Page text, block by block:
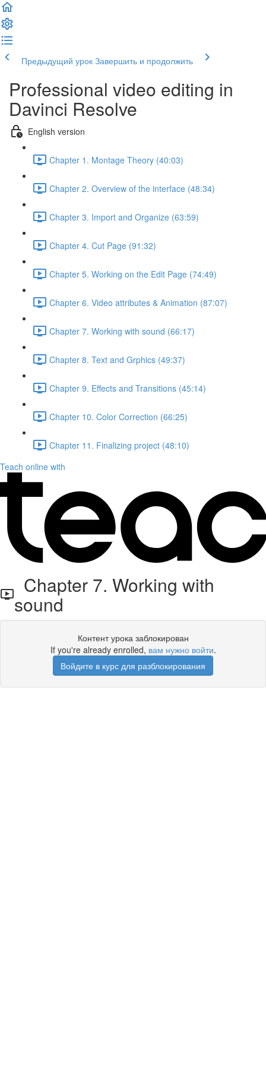
Предыдущий урок Завершить и продолжить
Professional video editing in
Davinci Resolve
English version
Chapter 1. Montage Theory (40:03)
Chapter 2. Overview of the interface (48:34)
Chapter 3. Import and Organize (63:59)
Chapter 4. Cut Page (91:32)
Chapter 5. Working on the Edit Page (74:49)
Chapter 6. Video attributes & Animation (87:07)
Chapter 7. Working with sound (66:17)
Chapter 8. Text and Grphics (49:37)
Chapter 9. Effects and Transitions (45:14)
Chapter 10. Color Correction (66:25)
Chapter 11. Finalizing project (48:10)
Teach online with
Chapter 7. Working with
sound
Контент урока заблокирован
If you're already enrolled, вам нужно войти.
Войдите в курс для разблокирования